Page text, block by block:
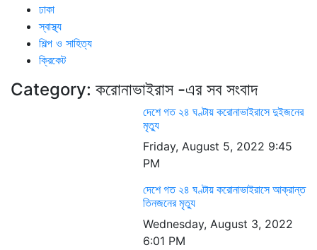
ঢাকা
স্বাস্থ্য
শিল্প ও সাহিত্য
ক্রিকেট
Category: করোনাভাইরাস-এর সব সংবাদ
দেশে গত ২৪ ঘণ্টায় করোনাভাইরাসে দুইজনের
মৃত্যু
Friday, August 5, 2022 9:45
PM
দেশে গত ২৪ ঘণ্টায় করোনাভাইরাসে আক্রান্ত
তিনজনের মৃত্যু
Wednesday, August 3, 2022
6:01 PM